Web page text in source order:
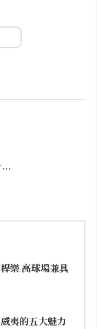
樂 高球場兼具
夷的五大魅力